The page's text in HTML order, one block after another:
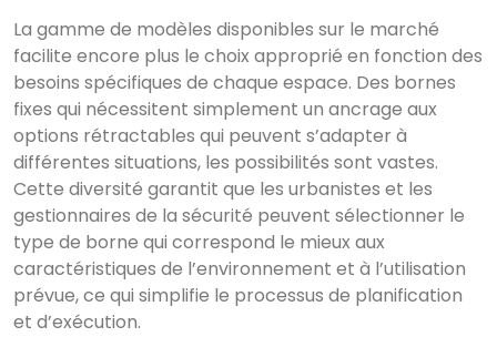
La gamme de modèles disponibles sur le marché
facilite encore plus le choix approprié en fonction des
besoins spécifiques de chaque espace. Des bornes
fixes qui nécessitent simplement un ancrage aux
options rétractables qui peuvent s’adapter à
différentes situations, les possibilités sont vastes.
Cette diversité garantit que les urbanistes et les
gestionnaires de la sécurité peuvent sélectionner le
type de borne qui correspond le mieux aux
caractéristiques de l’environnement et à l’utilisation
prévue, ce qui simplifie le processus de planification
et d’exécution.